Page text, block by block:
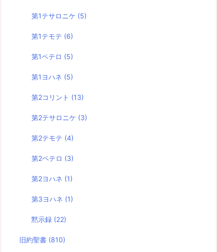
第1テサロニケ (5)
第1テモテ (6)
第1ペテロ (5)
第1ヨハネ (5)
第2コリント (13)
第2テサロニケ (3)
第2テモテ (4)
第2ペテロ (3)
第2ヨハネ (1)
第3ヨハネ (1)
黙示録 (22)
旧約聖書 (810)